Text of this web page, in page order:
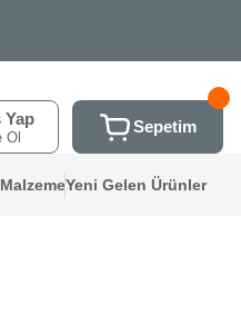
Yap
Ol
Sepetim
Yeni Gelen Ürünler